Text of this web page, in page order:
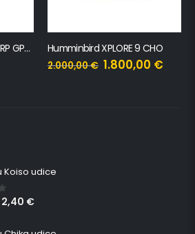
Humminbird HELIX 7 CHIRP GPS G4 Humminbird XPLORE 9 CHO
2.000,00€ 1.800,00 €
Koiso udice
5
2,40 €